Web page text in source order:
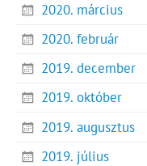
2020. március
2020. február
2019. december
2019. október
2019. augusztus
2019. július